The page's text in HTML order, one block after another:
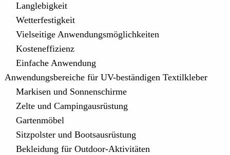
Langlebigkeit
Wetterfestigkeit
Vielseitige Anwendungsmöglichkeiten
Kosteneffizienz
Einfache Anwendung
Anwendungsbereiche für UV-beständigen Textilkleber
Markisen und Sonnenschirme
Zelte und Campingausrüstung
Gartenmöbel
Sitzpolster und Bootsausrüstung
Bekleidung für Outdoor-Aktivitäten